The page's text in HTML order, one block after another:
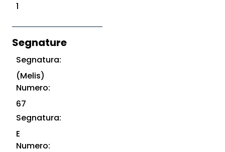
1
Segnature
Segnatura:
(Melis)
Numero:
67
Segnatura:
E
Numero: